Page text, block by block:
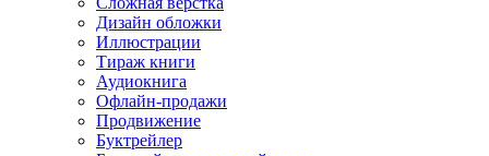
Дизайн обложки
Иллюстрации
Тираж книги
Аудиокнига
Офлайн-продажи
Продвижение
Буктрейлер